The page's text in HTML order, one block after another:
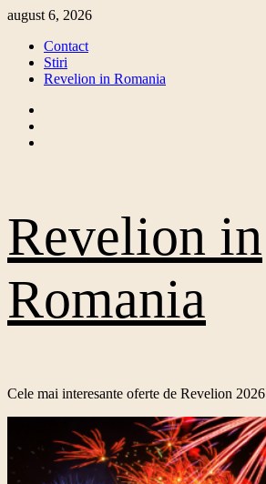
Skip
content
august 6, 2026
Contact
Stiri
Revelion in Romania
Revelion in
Romania
Cele mai interesante oferte de Revelion 2026